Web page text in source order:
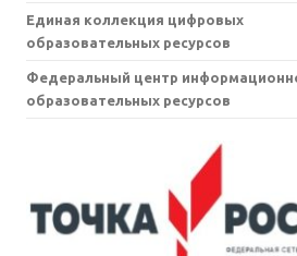
Единая коллекция цифровых
образовательных ресурсов
Федеральный центр
образовательных ресурсов